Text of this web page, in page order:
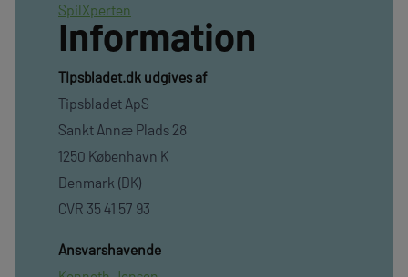
SpilXperten
Information
TIpsbladet.dk udgives af
Tipsbladet ApS
Sankt Annæ Plads 28
1250 København K
Denmark (DK)
CVR 35 41 57 93
Ansvarshavende